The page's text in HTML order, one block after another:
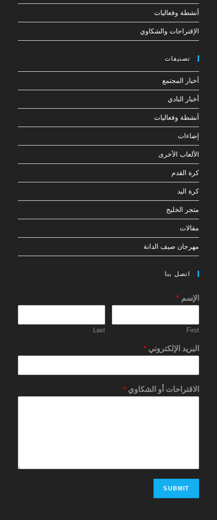
أنشطة وفعاليات
الإقتراحات والشكاوي
تصنيفات
أخبار المجتمع
أخبار النادي
أنشطة وفعاليات
إضاءات
الألعاب الأخرى
كرة القدم
كرة اليد
متجر الخليج
مقالات
مهرجان صيف الدانة
اتصل بنا
الإسم*
First
Last
البريد الإلكتروني*
الاقتراحات أو الشكاوي*
SUBMIT